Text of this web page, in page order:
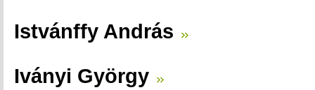
Istvánffy András
Iványi György